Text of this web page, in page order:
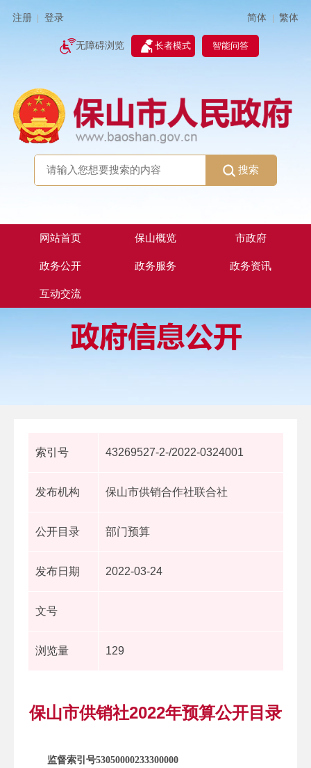
注册 登录 简体 | 繁体
无障碍浏览 长者模式 智能问答
搜索
网站首页 保山概览 市政府
政务公开 政务服务 政务资讯
互动交流
索引号 43269527-2-/2022-0324001
发布机构 保山市供销合作社联合社
公开目录 部门预算
发布日期 2022-03-24
文号
浏览量 129
保山市供销社2022年预算公开目录
监督索引号53050000233300000